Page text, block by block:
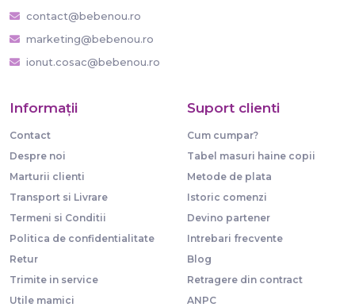
contact@bebenou.ro
marketing@bebenou.ro
ionut.cosac@bebenou.ro
Informaţii
Contact
Despre noi
Marturii clienti
Transport si Livrare
Termeni si Conditii
Politica de confidentialitate
Retur
Trimite in service
Utile mamici
Suport clienti
Cum cumpar?
Tabel masuri haine copii
Metode de plata
Istoric comenzi
Devino partener
Intrebari frecvente
Blog
Retragere din contract
ANPC